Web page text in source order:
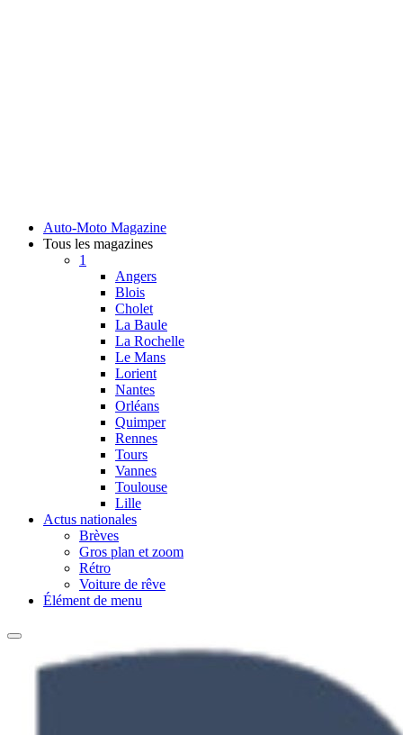
Auto-Moto Magazine
Tous les magazines
1
Angers
Blois
Cholet
La Baule
La Rochelle
Le Mans
Lorient
Nantes
Orléans
Quimper
Rennes
Tours
Vannes
Toulouse
Lille
Actus nationales
Brèves
Gros plan et zoom
Rétro
Voiture de rêve
Élément de menu